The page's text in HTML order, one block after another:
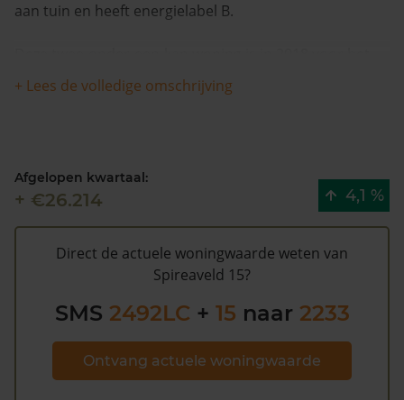
aan tuin en heeft energielabel B.
laatst verkocht en is in de afgelopen 12 maanden met
meer dan 9% in waarde gestegen. Vanaf 1993 is de
gemeente Den Haag is €545.000 (2020). Volgens
Kadasterdata is de kans laag dat deze waarde te hoog
is en dat er bespaard zou kunnen worden op de
gemeentelijke belastingen. Met hetgratis WOZ alarm
bent u elk jaar op de hoogte van uw laatste WOZ
+ Lees de volledige omschrijving
Afgelopen kwartaal:
+ €26.214 4,1 %
Direct de actuele woningwaarde weten van
Spireaveld 15?
SMS 2492LC + 15 naar 2233
Ontvang actuele woningwaarde